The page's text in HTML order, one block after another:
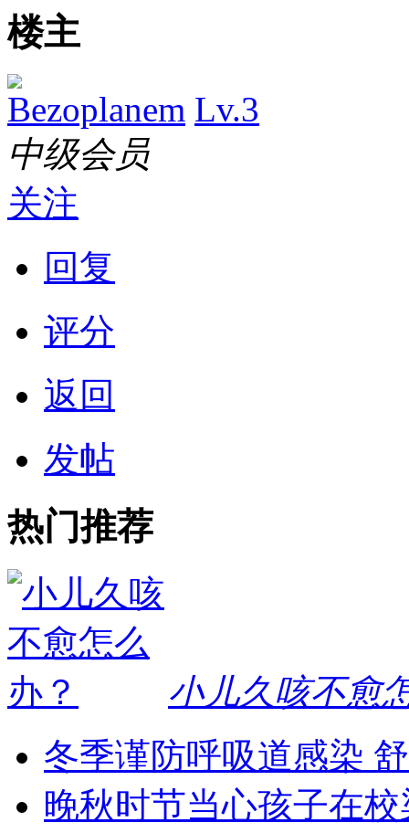
楼主
Bezoplanem Lv.3
中级会员
关注
回复
评分
返回
发帖
热门推荐
小儿久咳不愈
冬季谨防呼吸道感染
晚秋时节当心孩子在